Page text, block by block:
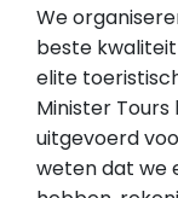
We
beste
elite
Minister
uitgevoerd
weten dat we